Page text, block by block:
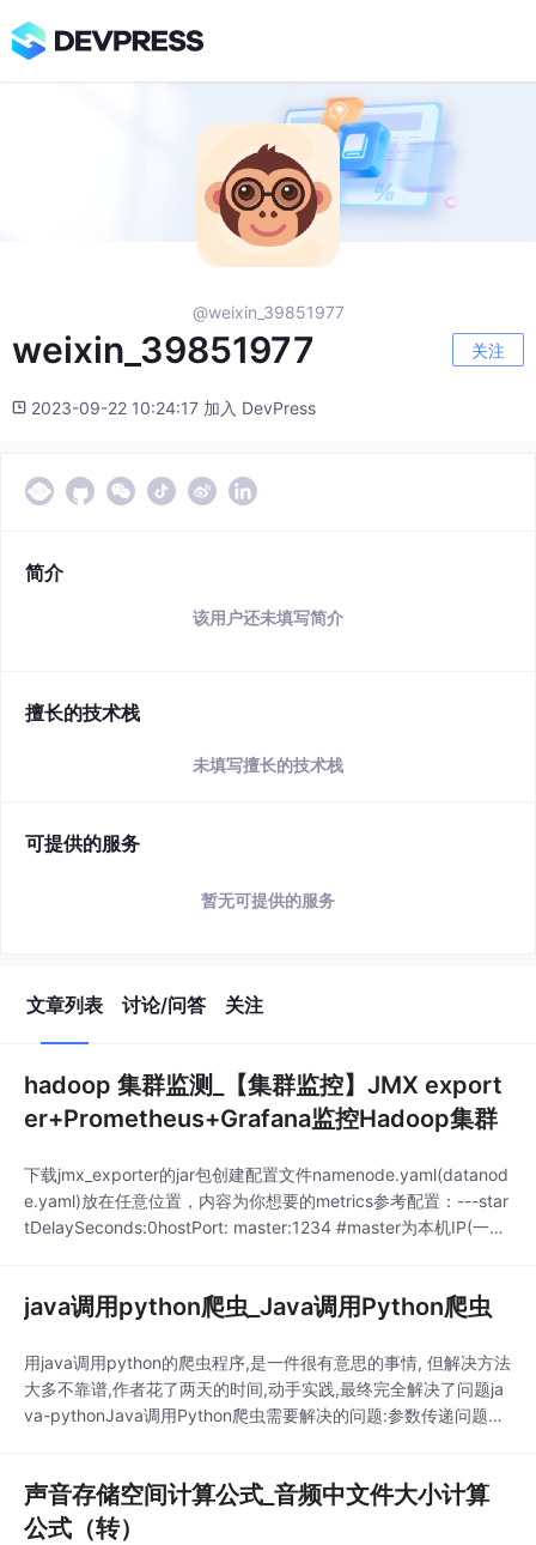
@weixin_39851977
weixin_39851977 关注
2023-09-22 10:24:17 加入 DevPress
简介
该用户还未填写简介
擅长的技术栈
未填写擅长的技术栈
可提供的服务
暂无可提供的服务
文章列表 讨论/问答 关注
hadoop 集群监测_【集群监控】JMX export
er+Prometheus+Grafana监控Hadoop集群
下载jmx_exporter的jar包创建配置文件namenode.yaml(datanod
e.yaml)放在任意位置，内容为你想要的metrics参考配置：---star
tDelaySeconds:0hostPort: master:1234 #master为本机IP(一般
java调用python爬虫_Java调用Python爬虫
用java调用python的爬虫程序,是一件很有意思的事情, 但解决方法
大多不靠谱,作者花了两天的时间,动手实践,最终完全解决了问题ja
va-pythonJava调用Python爬虫需要解决的问题:参数传递问题由
thon解释器去执行python脚本
声音存储空间计算公式_音频中文件大小计算
公式（转）